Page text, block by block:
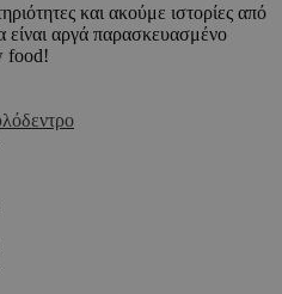
και ακούμε ιστορίες από
είναι αργά παρασκευασμένο
food!